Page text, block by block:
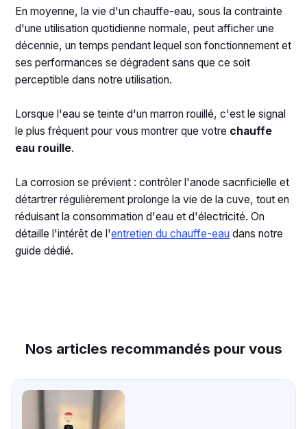
En moyenne, la vie d'un chauffe-eau, sous la contrainte
d'une utilisation quotidienne normale, peut afficher une
décennie, un temps pendant lequel son fonctionnement et
ses performances se dégradent sans que ce soit
perceptible dans notre utilisation.
Lorsque l'eau se teinte d'un marron rouillé, c'est le signal
le plus fréquent pour vous montrer que votre chauffe
eau rouille.
La corrosion se prévient : contrôler l'anode sacrificielle et
détartrer régulièrement prolonge la vie de la cuve, tout en
réduisant la consommation d'eau et d'électricité. On
détaille l'intérêt de l'entretien du chauffe-eau dans notre
guide dédié.
Nos articles recommandés pour vous